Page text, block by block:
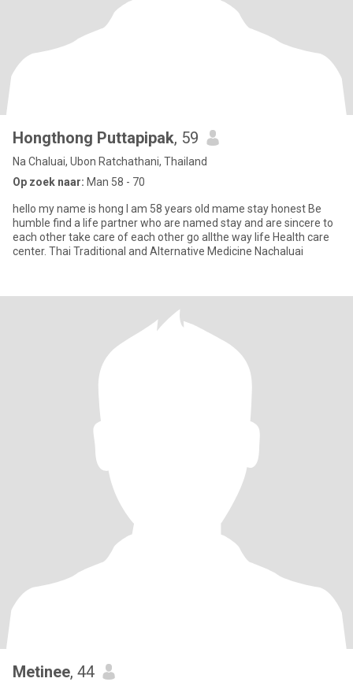
Hongthong Puttapipak, 59
Na Chaluai, Ubon Ratchathani, Thailand
Op zoek naar: Man 58 - 70
hello my name is hong l am 58 years old mame stay honest Be
humble find a life partner who are named stay and are sincere to
each other take care of each other go allthe way life Health care
center. Thai Traditional and Alternative Medicine Nachaluai
Metinee, 44